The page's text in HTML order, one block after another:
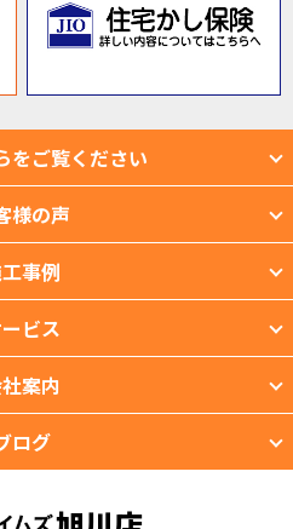
をご覧ください
様の声
事例
ビス
案内
ログ